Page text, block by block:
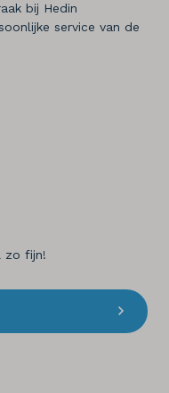
bij Hedin
service van de
zo fijn!